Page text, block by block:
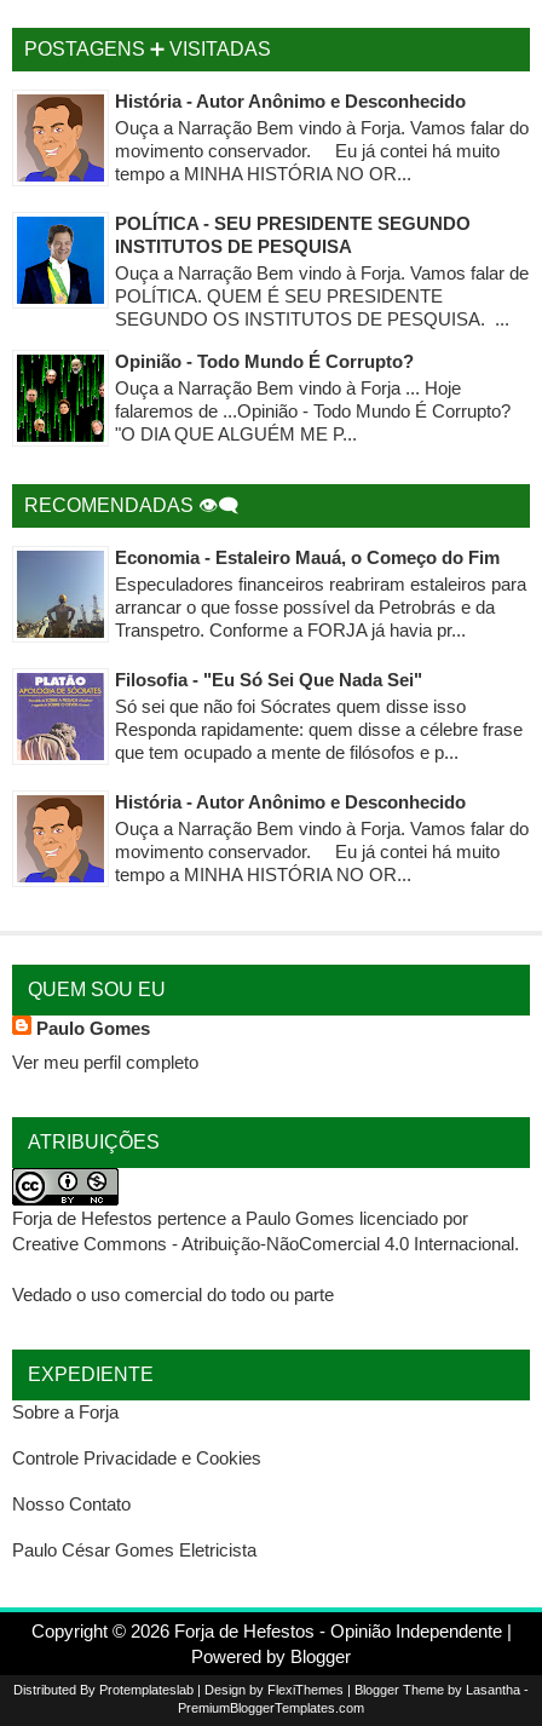
POSTAGENS ➕ VISITADAS
História - Autor Anônimo e Desconhecido
Ouça a Narração Bem vindo à Forja. Vamos falar do
movimento conservador. Eu já contei há muito
tempo a MINHA HISTÓRIA NO OR...
POLÍTICA - SEU PRESIDENTE SEGUNDO
INSTITUTOS DE PESQUISA
Ouça a Narração Bem vindo à Forja. Vamos falar de
POLÍTICA. QUEM É SEU PRESIDENTE
SEGUNDO OS INSTITUTOS DE PESQUISA. ...
Opinião - Todo Mundo É Corrupto?
Ouça a Narração Bem vindo à Forja ... Hoje
falaremos de ...Opinião - Todo Mundo É Corrupto?
"O DIA QUE ALGUÉM ME P...
RECOMENDADAS 👁‍🗨
Economia - Estaleiro Mauá, o Começo do Fim
Especuladores financeiros reabriram estaleiros para
arrancar o que fosse possível da Petrobrás e da
Transpetro. Conforme a FORJA já havia pr...
Filosofia - "Eu Só Sei Que Nada Sei"
Só sei que não foi Sócrates quem disse isso
Responda rapidamente: quem disse a célebre frase
que tem ocupado a mente de filósofos e p...
História - Autor Anônimo e Desconhecido
Ouça a Narração Bem vindo à Forja. Vamos falar do
movimento conservador. Eu já contei há muito
tempo a MINHA HISTÓRIA NO OR...
QUEM SOU EU
Paulo Gomes
Ver meu perfil completo
ATRIBUIÇÕES
Forja de Hefestos pertence a Paulo Gomes licenciado por
Creative Commons - Atribuição-NãoComercial 4.0 Internacional.
Vedado o uso comercial do todo ou parte
EXPEDIENTE
Sobre a Forja
Controle Privacidade e Cookies
Nosso Contato
Paulo César Gomes Eletricista
Copyright © 2026 Forja de Hefestos - Opinião Independente|
Powered by Blogger
Distributed By Protemplateslab | Design by FlexiThemes | Blogger Theme by Lasantha -
PremiumBloggerTemplates.com